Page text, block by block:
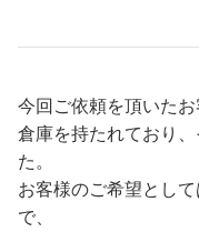
今回ご依頼を頂いた
倉庫を持たれており
た。
お客様のご希望とし
で、